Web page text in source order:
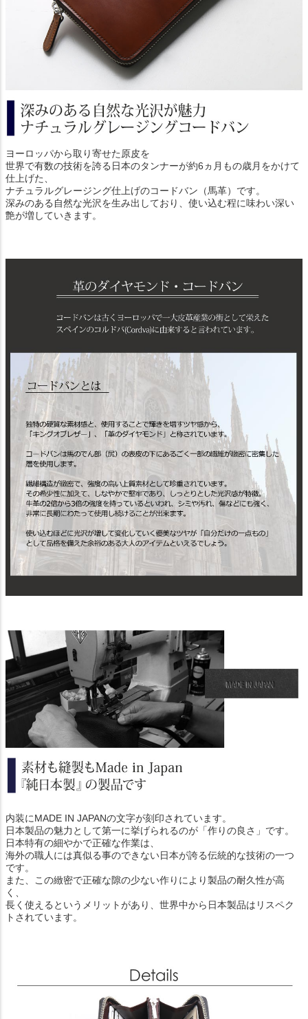
ヨーロッパから取り寄せた原皮を
世界で有数の技術を誇る日本のタンナーが約6ヵ月もの歳月をかけて
仕上げた、
ナチュラルグレージング仕上げのコードバン（馬革）です。
深みのある自然な光沢を生み出しており、使い込む程に味わい深い
艶が増していきます。
内装にMADE IN JAPANの文字が刻印されています。
日本製品の魅力として第一に挙げられるのが「作りの良さ」です。
日本特有の細やかで正確な作業は、
海外の職人には真似る事のできない日本が誇る伝統的な技術の一つ
です。
また、この緻密で正確な隙の少ない作りにより製品の耐久性が高
く、
長く使えるというメリットがあり、世界中から日本製品はリスペク
トされています。